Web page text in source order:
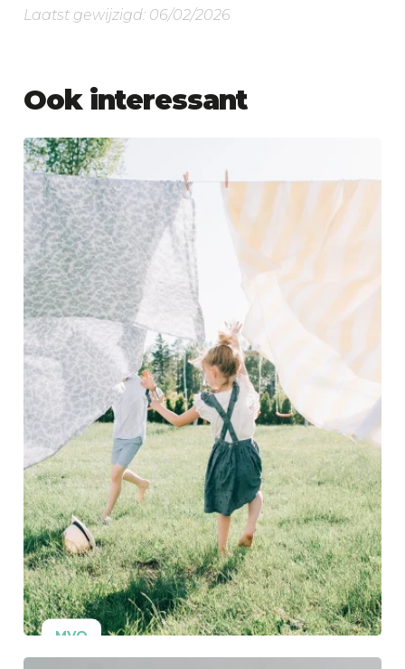
Laatst gewijzigd: 06/02/2026
Ook interessant
MVO